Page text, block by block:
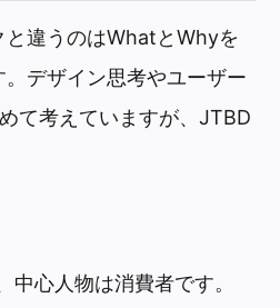
と違うのはWhatとWhyを
デザイン思考やユーザー
て考えていますが、JTBD
心人物は消費者です。